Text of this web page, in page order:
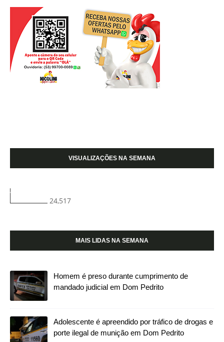
VISUALIZAÇÕES NA SEMANA
24,517
MAIS LIDAS NA SEMANA
Homem é preso durante cumprimento de
mandado judicial em Dom Pedrito
Adolescente é apreendido por tráfico de drogas e
porte ilegal de munição em Dom Pedrito